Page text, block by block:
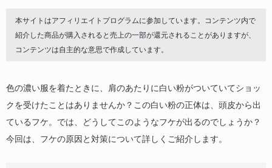
本サイトはアフィリエイトプログラムに参加しています。コンテンツ内で
紹介した商品が購入されると売上の一部が還元されることがありますが、
コンテンツは自主的な意思で作成しています。
色の濃い服を着たときに、肩のあたりに白い粉がついていてショッ
クを受けたことはありませんか？この白い粉の正体は、頭皮から出
ているフケ。では、どうしてこのようなフケが出るのでしょうか？
今回は、フケの原因と対策について詳しくご紹介します。